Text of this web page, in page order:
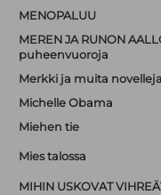
MENOPALUU
MEREN JA RUNON
puheenvuoroja
Merkki ja muita novelleja
Michelle Obama
Miehen tie
Mies talossa
MIHIN USKOVAT